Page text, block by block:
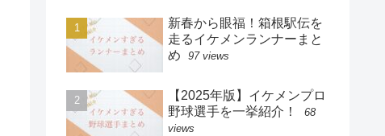
新春から眼福！箱根駅伝を
走るイケメンランナーまと
め
97 views
【2025年版】イケメンプロ
野球選手を一挙紹介！
68
views